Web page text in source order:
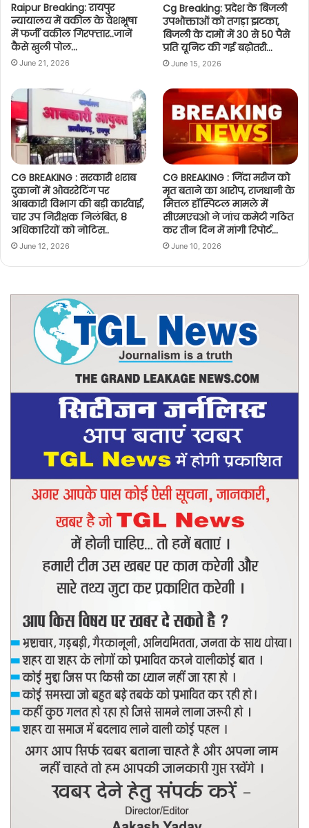
Raipur Breaking: रायपुर
न्यायालय में वकील के वेशभूषा
में फर्जी वकील गिरफ्तार..जानें
कैसे खुली पोल…
June 21, 2026
Cg Breaking: प्रदेश के बिजली
उपभोक्ताओं को तगड़ा झटका,
बिजली के दामों में 30 से 50 पैसे
प्रति यूनिट की गई बढ़ोतरी…
June 15, 2026
CG BREAKING : सरकारी शराब
दुकानों में ओवररेटिंग पर
आबकारी विभाग की बड़ी कार्रवाई,
चार उप निरीक्षक निलंबित, 8
अधिकारियों को नोटिस..
June 12, 2026
CG BREAKING : जिंदा मरीज को
मृत बताने का आरोप, राजधानी के
मित्तल हॉस्पिटल मामले में
सीएमएचओ ने जांच कमेटी गठित
कर तीन दिन में मांगी रिपोर्ट…
June 10, 2026